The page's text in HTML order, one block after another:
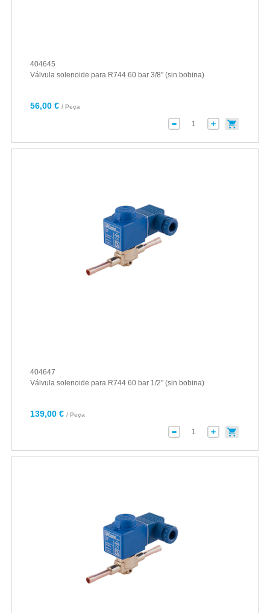
404645
Válvula solenoide para R744 60 bar 3/8" (sin bobina)
56,00 € / Peça
404647
Válvula solenoide para R744 60 bar 1/2" (sin bobina)
139,00 € / Peça